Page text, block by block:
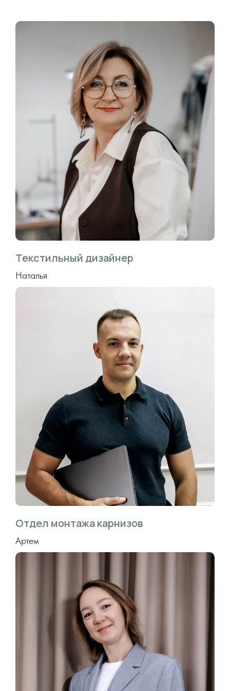
Так и появилось «ЖУК» —
фамильное, живое, чуть упрямое,
солидное - с усами и
характером.
В нём — ремесло, память и
немного того самого русского
упорства, когда делаешь не
потому что «надо», а потому что
не можешь не делать хорошо.
Из детского хобби выросла
студия, из студии — целый мир
текстиля.
Теперь «ЖУК» — это не просто
фамилия прадеда.
Это код семьи, бренд с
родословной, который будем
А где Жуки — там и бабочки, и
стрекозы, и необычные вещи,
созданные с любовью.
Текстильный дизайнер
Наталья
Отдел монтажа карнизов
Артем